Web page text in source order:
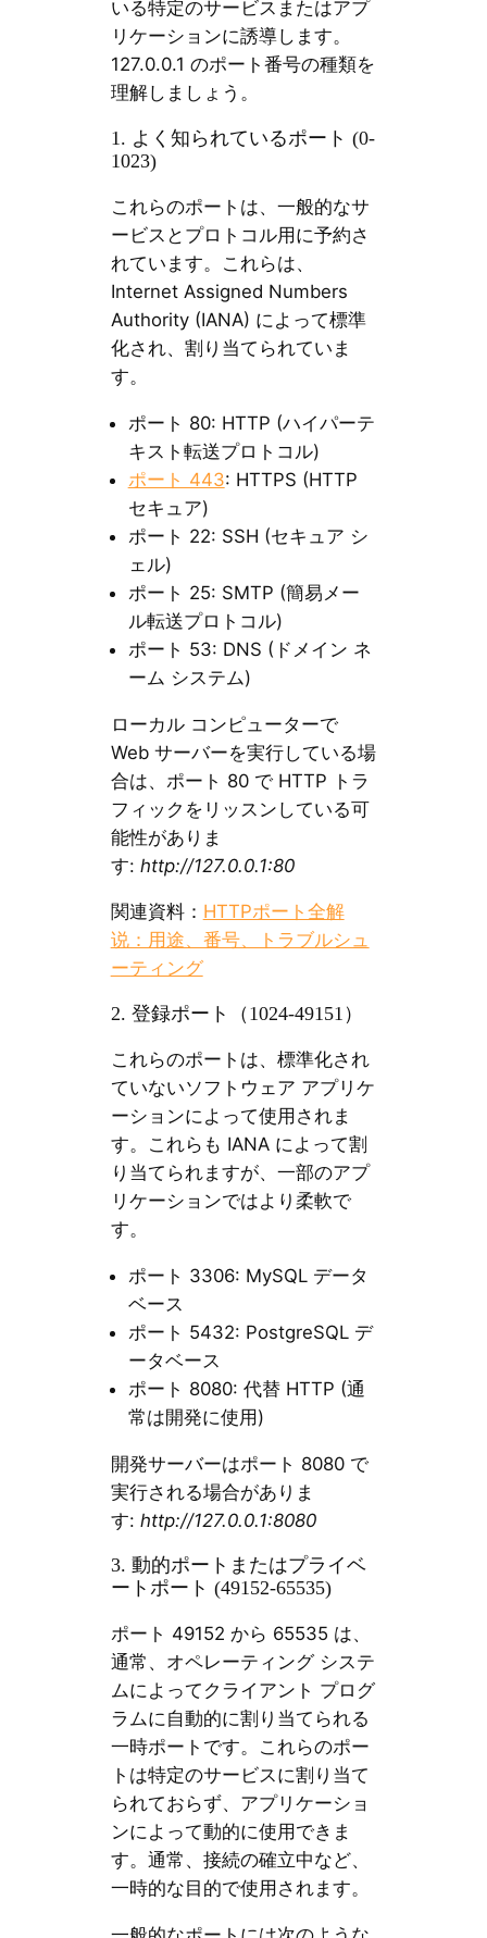
いる特定のサービスまたはアプ
リケーションに誘導します。
127.0.0.1 のポート番号の種類を
理解しましょう。
1. よく知られているポート (0-
1023)
これらのポートは、一般的なサ
ービスとプロトコル用に予約さ
れています。これらは、
Internet Assigned Numbers
Authority (IANA) によって標準
化され、割り当てられていま
す。
ポート 80: HTTP (ハイパーテ
キスト転送プロトコル)
ポート 443: HTTPS (HTTP
セキュア)
ポート 22: SSH (セキュア シ
ェル)
ポート 25: SMTP (簡易メー
ル転送プロトコル)
ポート 53: DNS (ドメイン ネ
ーム システム)
ローカル コンピューターで
Web サーバーを実行している場
合は、ポート 80 で HTTP トラ
フィックをリッスンしている可
能性がありま
す: http://127.0.0.1:80
関連資料： HTTPポート全解
说：用途、番号、トラブルシュ
ーティング
2. 登録ポート（1024-49151）
これらのポートは、標準化され
ていないソフトウェア アプリケ
ーションによって使用されま
す。これらも IANA によって割
り当てられますが、一部のアプ
リケーションではより柔軟で
す。
ポート 3306: MySQL データ
ベース
ポート 5432: PostgreSQL デ
ータベース
ポート 8080: 代替 HTTP (通
常は開発に使用)
開発サーバーはポート 8080 で
実行される場合がありま
す: http://127.0.0.1:8080
3. 動的ポートまたはプライベ
ートポート (49152-65535)
ポート 49152 から 65535 は、
通常、オペレーティング システ
ムによってクライアント プログ
ラムに自動的に割り当てられる
一時ポートです。これらのポー
トは特定のサービスに割り当て
られておらず、アプリケーショ
ンによって動的に使用できま
す。通常、接続の確立中など、
一時的な目的で使用されます。